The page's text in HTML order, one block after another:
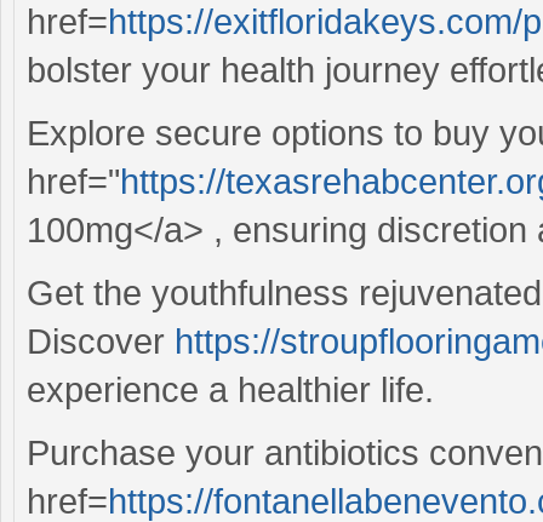
href=https://exitfloridakeys.com/
bolster your health journey
Explore secure options to buy
href="https://
100mg</a> , ensuring discretion
Get the youthfulness
Discover https://
experience a healthier life.
Purchase your antibiotics
href=https://